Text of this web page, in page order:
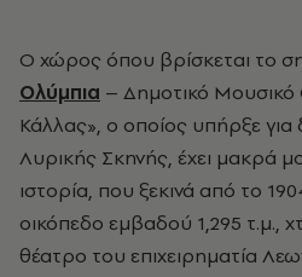
O χώρος όπου βρίσκεται το
Ολύμπια – Δημοτικό
Κάλλας», ο οποίος υπήρξε για
Λυρικής Σκηνής, έχει μακρά
ιστορία, που ξεκινά από το
οικόπεδο εμβαδού 1,295 τ.μ.,
θέατρο του επιχειρηματία